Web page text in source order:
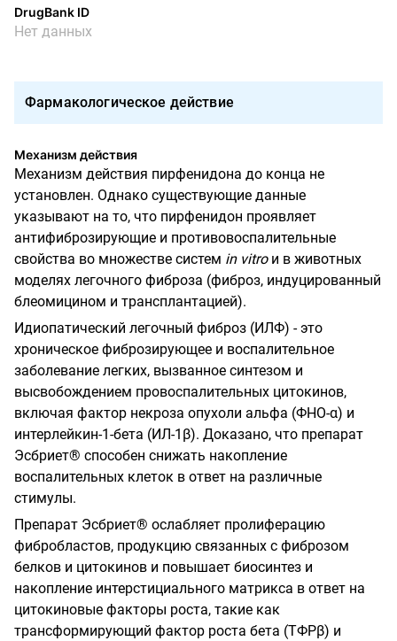
DrugBank ID
Нет данных
Фармакологическое действие
Механизм действия
Механизм действия пирфенидона до конца не
установлен. Однако существующие данные
указывают на то, что пирфенидон проявляет
антифиброзирующие и противовоспалительные
свойства во множестве систем in vitro и в животных
моделях легочного фиброза (фиброз, индуцированный
блеомицином и трансплантацией).
Идиопатический легочный фиброз (ИЛФ) - это
хроническое фиброзирующее и воспалительное
заболевание легких, вызванное синтезом и
высвобождением провоспалительных цитокинов,
включая фактор некроза опухоли альфа (ФНО-α) и
интерлейкин-1-бета (ИЛ-1β). Доказано, что препарат
Эсбриет® способен снижать накопление
воспалительных клеток в ответ на различные
стимулы.
Препарат Эсбриет® ослабляет пролиферацию
фибробластов, продукцию связанных с фиброзом
белков и цитокинов и повышает биосинтез и
накопление интерстициального матрикса в ответ на
цитокиновые факторы роста, такие как
трансформирующий фактор роста бета (ТФРβ) и